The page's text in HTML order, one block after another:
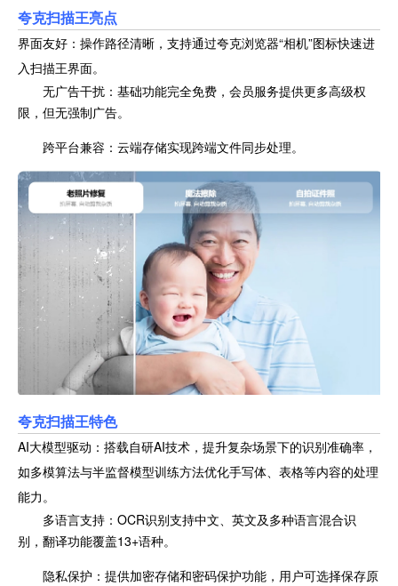
夸克扫描王亮点
界面友好：操作路径清晰，支持通过夸克浏览器“相机”图标快速进
入扫描王界面。
无广告干扰：基础功能完全免费，会员服务提供更多高级权
限，但无强制广告。
跨平台兼容：云端存储实现跨端文件同步处理。
夸克扫描王特色
AI大模型驱动：搭载自研AI技术，提升复杂场景下的识别准确率，
如多模算法与半监督模型训练方法优化手写体、表格等内容的处理
能力。
多语言支持：OCR识别支持中文、英文及多种语言混合识
别，翻译功能覆盖13+语种。
隐私保护：提供加密存储和密码保护功能，用户可选择保存原